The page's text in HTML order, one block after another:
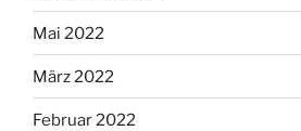
Mai 2022
März 2022
Februar 2022